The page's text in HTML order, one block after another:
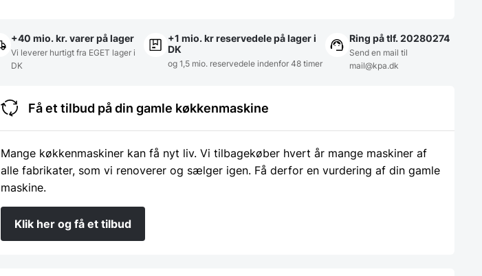
+40 mio. kr. varer på lager
Vi leverer hurtigt fra EGET lager i
DK
+1 mio. kr reservedele på lager i
DK
og 1,5 mio. reservedele indenfor 48 timer
Ring på tlf. 20280274
Send en mail til
mail@kpa.dk
Få et tilbud på din gamle køkkenmaskine
Mange køkkenmaskiner kan få nyt liv. Vi tilbagekøber hvert år mange maskiner af
alle fabrikater, som vi renoverer og sælger igen. Få derfor en vurdering af din gamle
maskine.
Klik her og få et tilbud